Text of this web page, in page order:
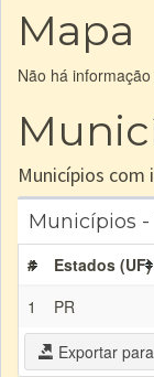
Mapa
Não há
Municípios com
Municípios
# Estados (UF)
1
PR
Exportar